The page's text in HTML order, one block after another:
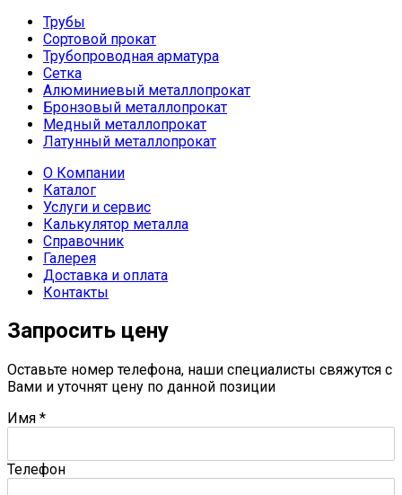
Трубы
Сортовой прокат
Трубопроводная арматура
Сетка
Алюминиевый металлопрокат
Бронзовый металлопрокат
Медный металлопрокат
Латунный металлопрокат
О Компании
Каталог
Услуги и сервис
Калькулятор металла
Справочник
Галерея
Доставка и оплата
Контакты
Запросить цену
Оставьте номер телефона, наши специалисты свяжутся с
Вами и уточнят цену по данной позиции
Имя *
Телефон